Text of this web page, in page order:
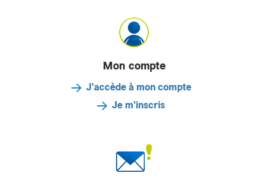
Mon compte
J'accède à mon compte
Je m'inscris